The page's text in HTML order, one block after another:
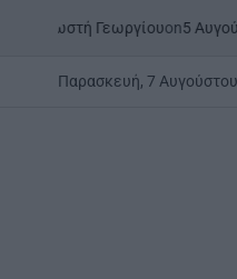
on5 Αυγούστου 2026
Παρασκευή, 7